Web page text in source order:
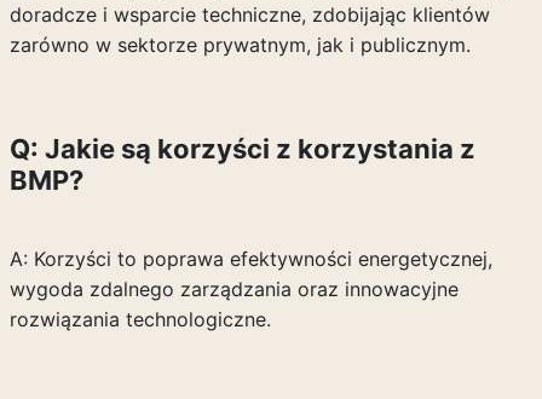
doradcze i wsparcie techniczne, zdobijając klientów
zarówno w sektorze prywatnym, jak i publicznym.
Q: Jakie są korzyści z korzystania z
BMP?
A: Korzyści to poprawa efektywności energetycznej,
wygoda zdalnego zarządzania oraz innowacyjne
rozwiązania technologiczne.